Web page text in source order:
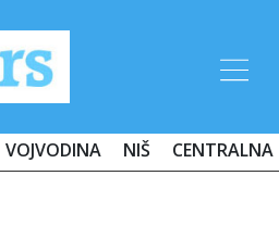
VOJVODINA NIŠ CENTRALNA